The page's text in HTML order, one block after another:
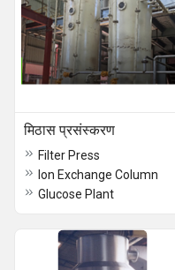
मिठास प्रसंस्करण
Filter Press
Ion Exchange Column
Glucose Plant